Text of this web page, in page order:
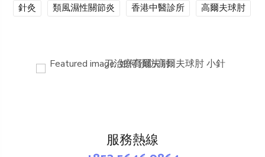
針灸
類風濕性關節炎 香港中醫診所 高爾夫球肘
服務熱線